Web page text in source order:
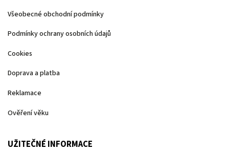
Všeobecné obchodní podmínky
Podmínky ochrany osobních údajů
Cookies
Doprava a platba
Reklamace
Ověření věku
UŽITEČNÉ INFORMACE